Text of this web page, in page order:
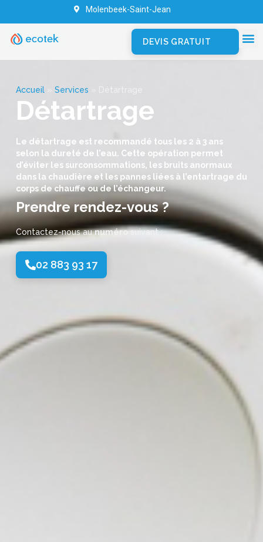
Molenbeek-Saint-Jean
DEVIS GRATUIT
Accueil» Services
Détartrage
Le détartrage est recommandé tous les 2 à 3 ans
selon la dureté de l’eau. Cette opération permet
d’éviter les surconsommations, les bruits anormaux
dans la chaudière et les pannes liées à l’entartrage du
corps de chauffe ou de l’échangeur.
Prendre rendez-vous ?
Contactez-nous aunumérosuivant :
02 883 93 17